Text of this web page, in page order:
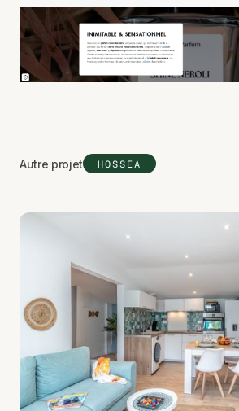
Autre projet HOSSEA